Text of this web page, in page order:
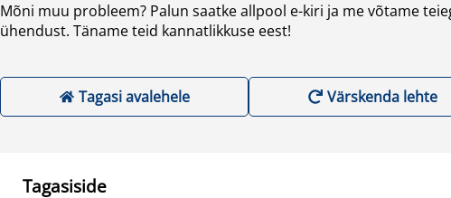
Mõni muu probleem? Palun saatke allpool e-kiri ja me võtame
ühendust. Täname teid kannatlikkuse eest!
Tagasi avalehele Värskenda lehte
Tagasiside